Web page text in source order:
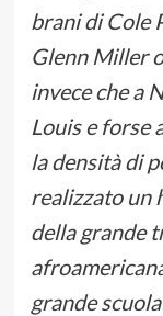
brani di Cole
Glenn Miller
invece che a
Louis e forse
la densità di
realizzato un
della grande
grande